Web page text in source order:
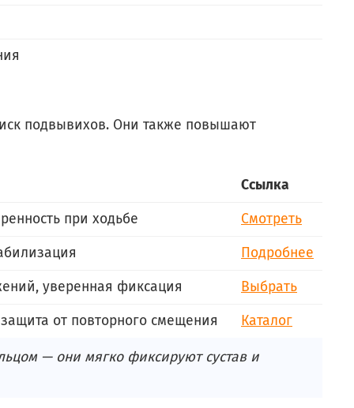
подвывихов. Они также повышают
Ссылка
при ходьбе Смотреть
Подробнее
уверенная фиксация Выбрать
от повторного смещения Каталог
— они мягко фиксируют сустав и